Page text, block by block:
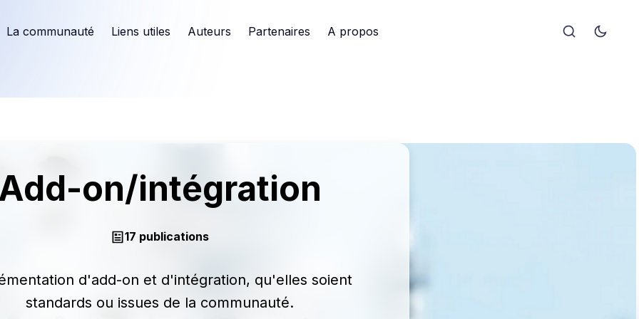
La communauté Liens utiles Auteurs Partenaires A propos
on/intégration
17 publications
d'add-on et d'intégration, qu'elles soient
standards ou issues de la communauté.